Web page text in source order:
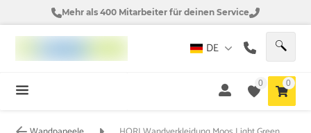
Mehr als 400 Mitarbeiter für deinen Service
DE
0 0